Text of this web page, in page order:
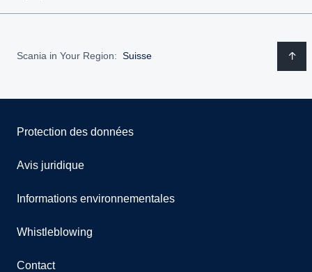
Scania in Your Region: Suisse
Protection des données
Avis juridique
Informations environnementales
Whistleblowing
Contact